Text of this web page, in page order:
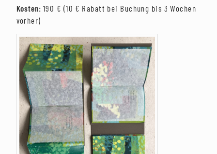
Kosten: 190 € (10 € Rabatt bei Buchung bis 3 Wochen
vorher)